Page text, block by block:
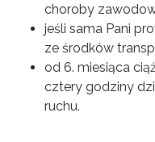
choroby
jeśli sama Pani
ze środków
od 6. miesiąca
cztery godziny
ruchu.